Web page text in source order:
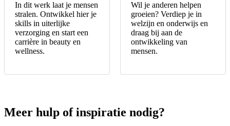
In dit werk laat je mensen
stralen. Ontwikkel hier je
skills in uiterlijke
verzorging en start een
carrière in beauty en
wellness.
Wil je anderen helpen
groeien? Verdiep je in
welzijn en onderwijs en
draag bij aan de
ontwikkeling van
mensen.
Meer hulp of inspiratie nodig?